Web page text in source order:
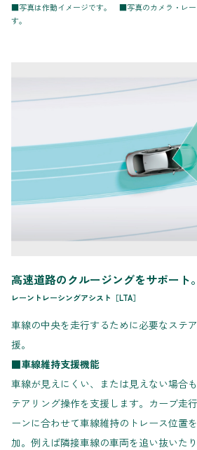
■写真は作動イメージです。 ■写真のカメラ・レー
す。
高速道路のクルージングをサポート。
レーントレーシングアシスト［LTA］
車線の中央を走行するために必要なステ
援。
■車線維持支援機能
車線が見えにくい、または見えない場合
テアリング操作を支援します。カーブ走
ーンに合わせて車線維持のトレース位置
加。例えば隣接車線の車両を追い抜いた